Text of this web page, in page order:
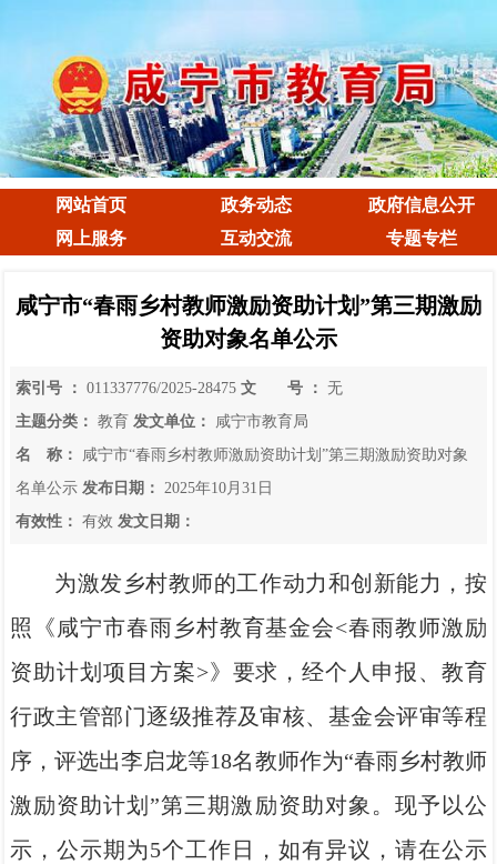
网站首页 政务动态
政府信息公开
网上服务
互动交流 专题专栏
咸宁市“春雨乡村教师激励资助计划”第三期激励
资助对象名单公示
索引号 ： 011337776/2025-28475 文 号 ：
无
主题分类：
教育 发文单位：
咸宁市教育局
名 称：
咸宁市“春雨乡村教师激励资助计划”第三期激励资助对象
名单公示 发布日期：
2025年10月31日
有效性：
有效 发文日期：
为激发乡村教师的工作动力和创新能力，按
照《咸宁市春雨乡村教育基金会<春雨教师激励
资助计划项目方案>》要求，经个人申报、教育
行政主管部门逐级推荐及审核、基金会评审等程
序，评选出李启龙等18名教师作为“春雨乡村教师
激励资助计划”第三期激励资助对象。现予以公
示，公示期为5个工作日，如有异议，请在公示